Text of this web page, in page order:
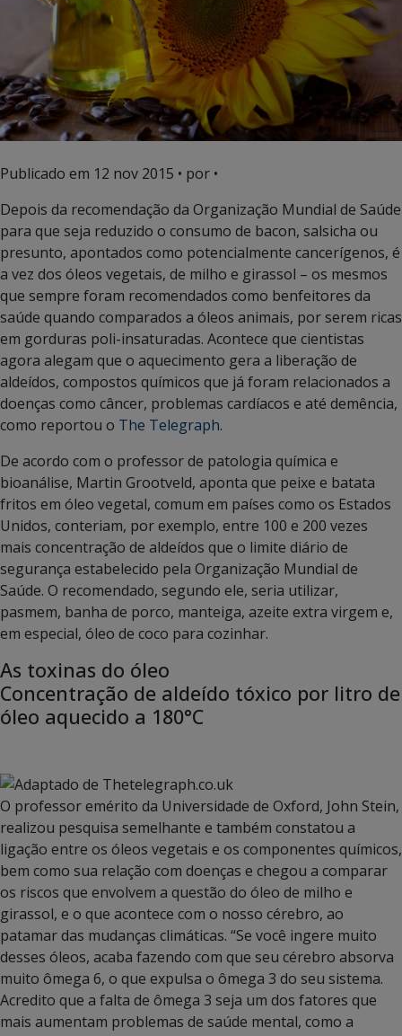
Publicado em 12 nov 2015 • por •
Depois da recomendação da Organização Mundial de Saúde
para que seja reduzido o consumo de bacon, salsicha ou
presunto, apontados como potencialmente cancerígenos, é
a vez dos óleos vegetais, de milho e girassol – os mesmos
que sempre foram recomendados como benfeitores da
saúde quando comparados a óleos animais, por serem ricas
em gorduras poli-insaturadas. Acontece que cientistas
agora alegam que o aquecimento gera a liberação de
aldeídos, compostos químicos que já foram relacionados a
doenças como câncer, problemas cardíacos e até demência,
como reportou o The Telegraph.
De acordo com o professor de patologia química e
bioanálise, Martin Grootveld, aponta que peixe e batata
fritos em óleo vegetal, comum em países como os Estados
Unidos, conteriam, por exemplo, entre 100 e 200 vezes
mais concentração de aldeídos que o limite diário de
segurança estabelecido pela Organização Mundial de
Saúde. O recomendado, segundo ele, seria utilizar,
pasmem, banha de porco, manteiga, azeite extra virgem e,
em especial, óleo de coco para cozinhar.
As toxinas do óleo
Concentração de aldeído tóxico por litro de
óleo aquecido a 180°C
O professor emérito da Universidade de Oxford, John Stein,
realizou pesquisa semelhante e também constatou a
ligação entre os óleos vegetais e os componentes químicos,
bem como sua relação com doenças e chegou a comparar
os riscos que envolvem a questão do óleo de milho e
girassol, e o que acontece com o nosso cérebro, ao
patamar das mudanças climáticas. “Se você ingere muito
desses óleos, acaba fazendo com que seu cérebro absorva
muito ômega 6, o que expulsa o ômega 3 do seu sistema.
Acredito que a falta de ômega 3 seja um dos fatores que
mais aumentam problemas de saúde mental, como a